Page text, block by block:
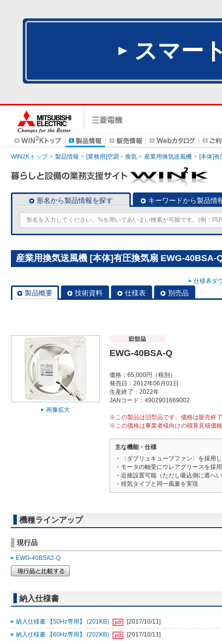
スマー
WIN2Kトップ 製品情報 [業務用]空調・換気 産業用換気送風機 [本体]有
形名から製品情報を探す キーワードから製品情
産業用換気送風機 [本体]有圧換気扇 EWG-40BSA-
仕様表ダ
製品概要 技術資料 仕様表 別売品
画像拡大
EWG-40BSA-Q
価格：65,000円（税別）
発売日：2012年06月01日
生産終了：2022年
JANコード：4902901669002
※この製品は旧型品です。価格は販売終
※この価格は事業者様向けの積算見積価
主な機能・仕様
・〈ダブリュキューブファン〉を採用
・モータの軸受にウレアグリースを採
・近接設置可能（ただし吸込側に遮へ
・排気タイプと同一風量を実現
機種ラインアップ
現行品
EWG-40BSA2-Q
納入仕様書
納入仕様書 【50Hz専用】 (201KB)
[2017/10/11]
納入仕様書 【60Hz専用】 (202KB)
[2017/10/11]